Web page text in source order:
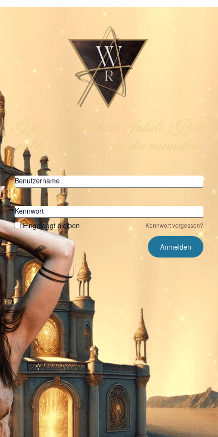
Dies ist geschützter Inhalt. Bitte
melde Dich an, um ihn anzusehen.
Benutzername
Kennwort
Eingeloggt bleiben
Kennwort vergessen?